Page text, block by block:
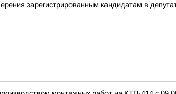
зарегистрированным кандидатам в